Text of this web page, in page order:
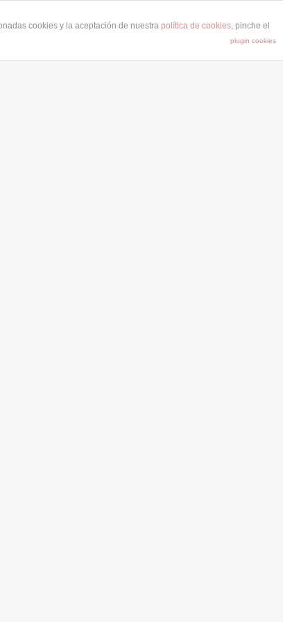
cookies y la aceptación de nuestra política de cookies, pinche el
plugin cookies